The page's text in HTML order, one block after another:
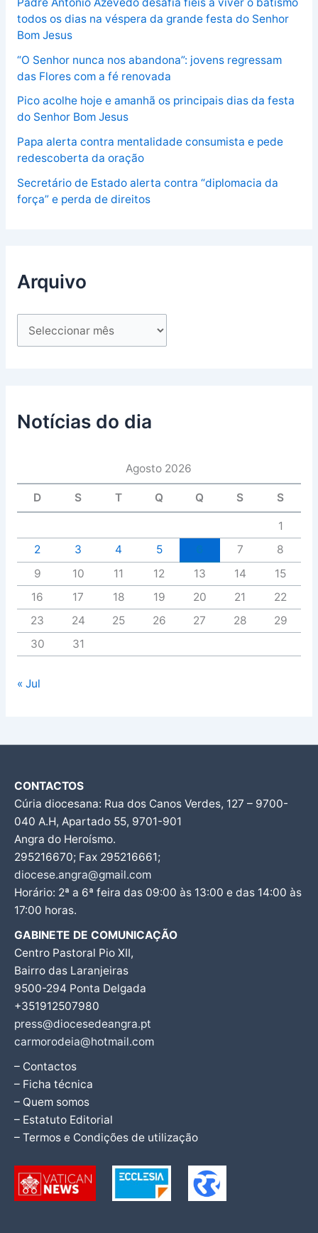
todos os dias na véspera da grande festa do Senhor
Bom Jesus
“O Senhor nunca nos abandona”: jovens regressam
das Flores com a fé renovada
Pico acolhe hoje e amanhã os principais dias da festa
do Senhor Bom Jesus
Papa alerta contra mentalidade consumista e pede
redescoberta da oração
Secretário de Estado alerta contra “diplomacia da
força” e perda de direitos
Arquivo
Notícias do dia
Agosto 2026
D S T Q Q S S
1
2
3 4 5 7
8
9
10 11 12 13 14
15
16
17 18 19 20 21
22
23
24 25 26 27 28
29
30
31
« Jul
CONTACTOS
Cúria diocesana: Rua dos Canos Verdes, 127 – 9700-
040 A.H, Apartado 55, 9701-901
Angra do Heroísmo.
295216670; Fax 295216661;
diocese.angra@gmail.com
Horário: 2ª a 6ª feira das 09:00 às 13:00 e das 14:00 às
17:00 horas.
GABINETE DE COMUNICAÇÃO
Centro Pastoral Pio XII,
Bairro das Laranjeiras
9500-294 Ponta Delgada
+351912507980
press@diocesedeangra.pt
carmorodeia@hotmail.com
– Contactos
– Ficha técnica
– Quem somos
– Estatuto Editorial
– Termos e Condições de utilização